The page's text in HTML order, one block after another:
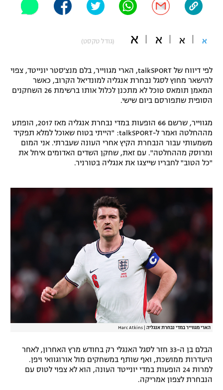
תקנון משתתפים וזוכים בפרסים
תקנון עבור פעילות ספורט 1 – "מרלן"
טניס
גיימינג E-Sports
תנאי שימוש
מדיניות פרטיות
תקנון פעילות ספורט 1
רשיון להקרנה פומבית לבית עסק
הצטרפות לחבילת הערוצים
לוח דרושים – ג'ובנט
תגיות
היאבקות WWE
כדורמים
פוטבול אמריקאי NFL
בייסבול MLB
ספורט אתגרי ואקסטרים
א א א א (גודל טקסט)
לפי דיווח של talkSPORT, הארי מגווייר, בלם מנצ'סטר יונייטד, צפוי
להישאר מחוץ לסגל נבחרת אנגליה למונדיאל הקרוב, כאשר
המאמן תומאס טוכל לא מתכנן לכלול אותו ברשימת 26 השחקנים
הסופית שתפורסם ביום שישי.
מגווייר, שרשם 66 הופעות במדי נבחרת אנגליה מאז 2017, הופתע
מההחלטה ואמר ל-talkSPORT: "הייתי בטוח שאוכל למלא תפקיד
משמעותי עבור הנבחרת הקיץ אחרי העונה שעברתי. אני המום
ומרוסק מההחלטה". עם זאת, שחקן השדים האדומים איחל את
"כל הטוב" לחבריו שייצגו את אנגליה בטורניר.
הארי מגווייר במדי נבחרת אנגליה Marc Atkins
הבלם בן ה-33 חזר לסגל האנגלי רק בחודש מרץ האחרון, לאחר
היעדרות ממושכת, ואף שותף במשחקים מול אורוגוואי ויפן.
למרות 24 הופעות במדי יונייטד העונה, הוא לא צפוי לטוס עם
הנבחרת לצפון אמריקה.